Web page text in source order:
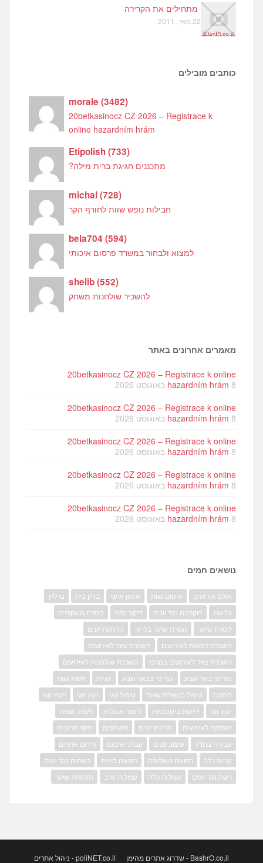
מתחילים את הקרירה
22 מאי , 2011
כותבים מובילים
morale(3482)
20betkasinocz CZ 2026 – Registrace k
online hazardním hrám
Etipolish(733)
מתכננים חגיגת ברית מילה?
michal(728)
חבילות נופש שוות לחורף הקר
bela704(594)
למצוא ולבחור במשרד פרסום איכותי
shelib(552)
להשכיר שולחנות משחק
מאמרים אחרונים באתר
20betkasinocz CZ 2026 – Registrace k online
hazardním hrám 8 באוגוסט 2026
20betkasinocz CZ 2026 – Registrace k online
hazardním hrám 8 באוגוסט 2026
20betkasinocz CZ 2026 – Registrace k online
hazardním hrám 8 באוגוסט 2026
20betkasinocz CZ 2026 – Registrace k online
hazardním hrám 8 באוגוסט 2026
20betkasinocz CZ 2026 – Registrace k online
hazardním hrám 8 באוגוסט 2026
נושאים חמים
אולם אירועים איטום גגות אימון אישי בדק בית
ברליץ
גירושין
דוקרנים נגד יונים דיקור סיני
הסרת משקפיים
הסרת שיער
הסרת שיער בלייזר
הרחקת יונים
השכרת כסאות לאירועים
השכרת ציוד לאירועים
השכרת ציוד לאירועים במרכז
השכרת שולחנות לאירועים
וטרינר באר שבע
וטרינר בבאר שבע זוגיות
זיפות גגות
חתונה
טיפול בנשירת שיער טיפול זוגי יועץ זוגי
ייעוץ זוגי
יעוץ זוגי
יריעות ביטומניות לימוד אנגלית
לימוד שפות
מוסיקה לאירועים
מרחיק יונים משחקים
ניקוי מרזבים
עבודה בחו"ל
עיצוב פנים קבלני איטום
קידום אתרים
קניית רכב
רפואה משלימה רפואה סינית
רשתות נגד יונים
רשת נגד יונים
שמלות כלה שמלות ערב תוספות שיער
BashrO.co.il - שדרוג אתרים מהימן poliNET.co.il - ניהול אתרים